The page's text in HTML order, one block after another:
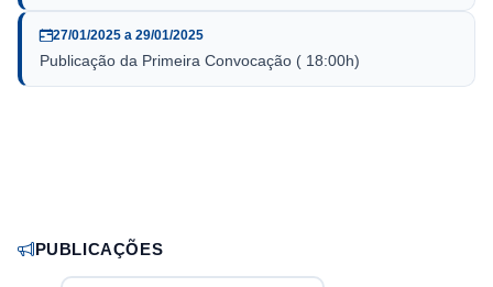
27/01/2025 a 29/01/2025
Publicação da Primeira Convocação ( 18:00h)
PUBLICAÇÕES